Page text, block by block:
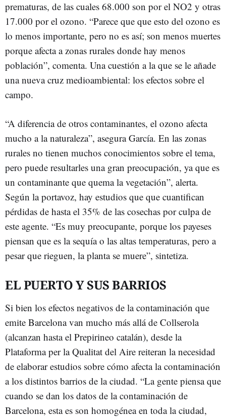
prematuras, de las cuales 68.000 son por el NO2 y otras
17.000 por el ozono. “Parece que que esto del ozono es
lo menos importante, pero no es así; son menos muertes
porque afecta a zonas rurales donde hay menos
población”, comenta. Una cuestión a la que se le añade
una nueva cruz medioambiental: los efectos sobre el
campo.
“A diferencia de otros contaminantes, el ozono afecta
mucho a la naturaleza”, asegura García. En las zonas
rurales no tienen muchos conocimientos sobre el tema,
pero puede resultarles una gran preocupación, ya que es
un contaminante que quema la vegetación”, alerta.
Según la portavoz, hay estudios que que cuantifican
pérdidas de hasta el 35% de las cosechas por culpa de
este agente. “Es muy preocupante, porque los payeses
piensan que es la sequía o las altas temperaturas, pero a
pesar que rieguen, la planta se muere”, sintetiza.
EL PUERTO Y SUS BARRIOS
Si bien los efectos negativos de la contaminación que
emite Barcelona van mucho más allá de Collserola
(alcanzan hasta el Prepirineo catalán), desde la
Plataforma per la Qualitat del Aire reiteran la necesidad
de elaborar estudios sobre cómo afecta la contaminación
a los distintos barrios de la ciudad. “La gente piensa que
cuando se dan los datos de la contaminación de
Barcelona, esta es son homogénea en toda la ciudad,